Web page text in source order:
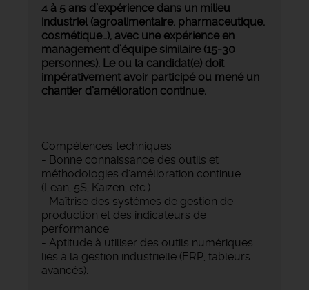
4 à 5 ans d’expérience dans un milieu
industriel (agroalimentaire, pharmaceutique,
cosmétique…), avec une expérience en
management d’équipe similaire (15-30
personnes). Le ou la candidat(e) doit
impérativement avoir participé ou mené un
chantier d’amélioration continue.
Compétences techniques
- Bonne connaissance des outils et
méthodologies d'amélioration continue
(Lean, 5S, Kaizen, etc.).
- Maîtrise des systèmes de gestion de
production et des indicateurs de
performance.
- Aptitude à utiliser des outils numériques
liés à la gestion industrielle (ERP, tableurs
avancés).